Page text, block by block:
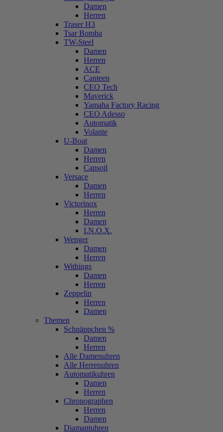
Damen
Herren
Traser H3
Tsar Bomba
TW-Steel
Damen
Herren
ACE
Canteen
CEO Tech
Maverick
Yamaha Factory Racing
CEO Adesso
Automatik
Volante
U-Boat
Damen
Herren
Capsoil
Versace
Damen
Herren
Victorinox
Herren
Damen
I.N.O.X.
Wenger
Damen
Herren
Withings
Damen
Herren
Zeppelin
Herren
Damen
Themen
Schnäppchen %
Damen
Herren
Alle Damenuhren
Alle Herrenuhren
Automatikuhren
Damen
Herren
Chronographen
Herren
Damen
Diamantuhren